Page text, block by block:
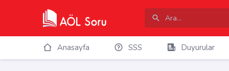
Anasayfa SSS Duyurular